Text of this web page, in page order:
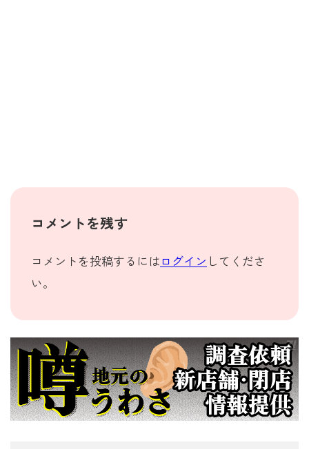
コメントを残す
コメントを投稿するには ログイン してくださ
い。